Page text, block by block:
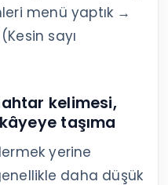
menü yaptık →
sayı
kelimesi,
taşıma
yerine
daha düşük